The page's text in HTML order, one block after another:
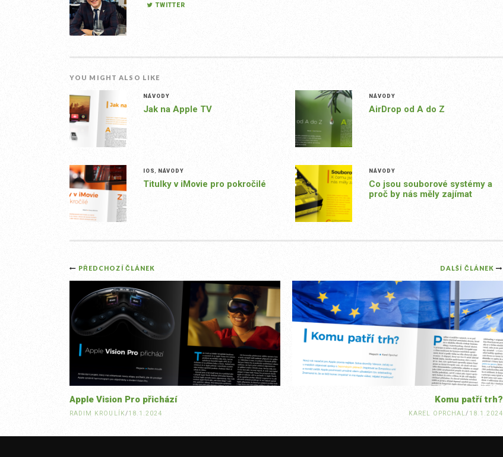
TWITTER
YOU MIGHT ALSO LIKE
NÁVODY
Jak na Apple TV
NÁVODY
AirDrop od A do Z
IOS NÁVODY
Titulky v iMovie pro pokročilé
NÁVODY
Co jsou souborové systémy a
proč by nás měly zajímat
Post
navigation
DALŠÍ ČLÁNEK
Komu patří trh?
KAREL OPRCHAL/ 18.1.2024
PŘEDCHOZÍ ČLÁNEK
Apple Vision Pro přichází
RADIM KROULÍK/18.1.2024